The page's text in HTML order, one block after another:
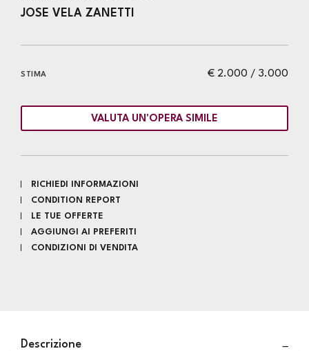
JOSE VELA ZANETTI
€ 2.000 / 3.000
STIMA
VALUTA UN'OPERA SIMILE
RICHIEDI INFORMAZIONI
CONDITION REPORT
LE TUE OFFERTE
AGGIUNGI AI PREFERITI
CONDIZIONI DI VENDITA
Descrizione